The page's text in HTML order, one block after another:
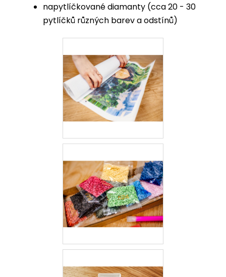
napytlíčkované diamanty (cca 20 - 30
pytlíčků různých barev a odstínů)